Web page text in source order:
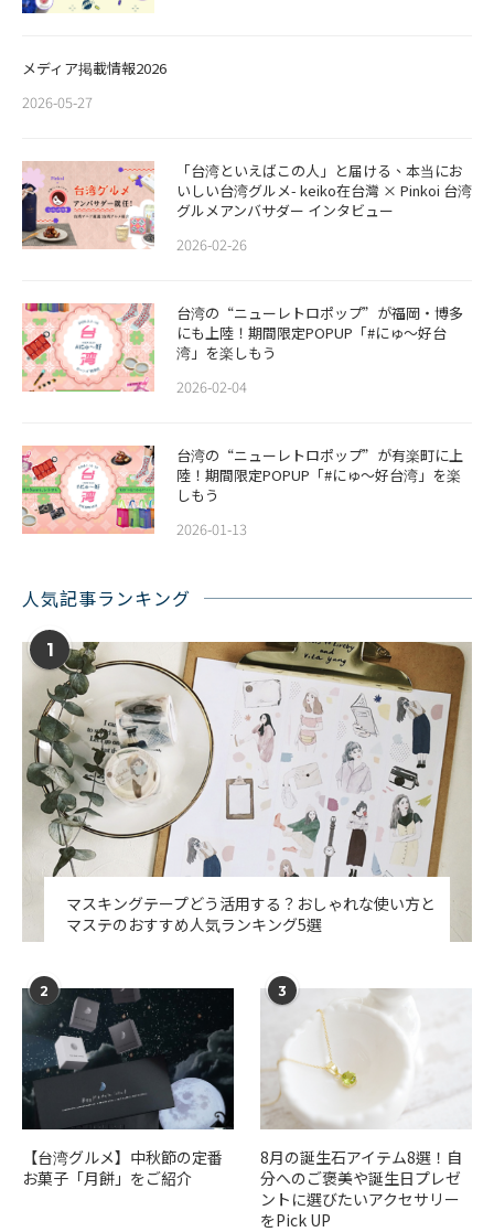
メディア掲載情報2026
2026-05-27
「台湾といえばこの人」と届ける、本当にお
いしい台湾グルメ- keiko在台灣 × Pinkoi 台湾
グルメアンバサダー インタビュー
2026-02-26
​​台湾の“ニューレトロポップ”が福岡・博多
にも上陸！期間限定POPUP「#にゅ〜好台
湾」を楽しもう
2026-02-04
台湾の“ニューレトロポップ”が有楽町に上
陸！期間限定POPUP「#にゅ〜好台湾」を楽
しもう
2026-01-13
人気記事ランキング
1
マスキングテープどう活用する？おしゃれな使い方と
マステのおすすめ人気ランキング5選
2
【台湾グルメ】中秋節の定番
お菓子「月餅」をご紹介
3
​​8月の誕生石アイテム8選！自
分へのご褒美や誕生日プレゼ
ントに選びたいアクセサリー
をPick UP